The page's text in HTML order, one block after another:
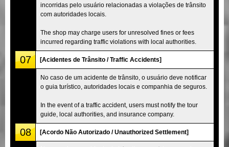
incorridas pelo usuário relacionadas a violações de trânsito
com autoridades locais.
The shop may charge users for unresolved fines or fees
incurred regarding traffic violations with local authorities.
07 [Acidentes de Trânsito / Traffic Accidents]
No caso de um acidente de trânsito, o usuário deve notificar
o guia turístico, autoridades locais e companhia de seguros.
In the event of a traffic accident, users must notify the tour
guide, local authorities, and insurance company.
08 [Acordo Não Autorizado / Unauthorized Settlement]